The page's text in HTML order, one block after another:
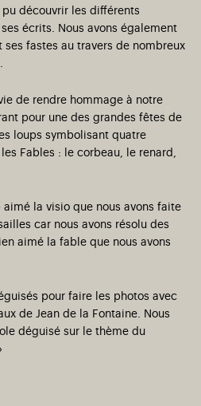
dans un nouvel onglet)
pu découvrir les différents
écrits. Nous avons également
ses fastes au travers de nombreux
de rendre hommage à notre
pour une des grandes fêtes de
loups symbolisant quatre
Fables : le corbeau, le renard,
aimé la visio que nous avons faite
car nous avons résolu des
aimé la fable que nous avons
pour faire les photos avec
de Jean de la Fontaine. Nous
déguisé sur le thème du